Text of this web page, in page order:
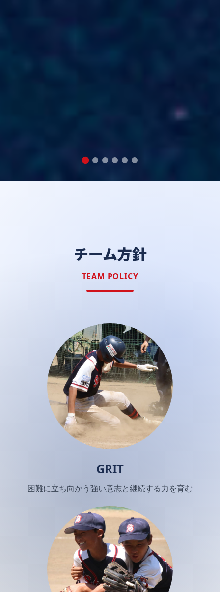
チーム方針
TEAM POLICY
GRIT
困難に立ち向かう強い意志と継続する力を育む